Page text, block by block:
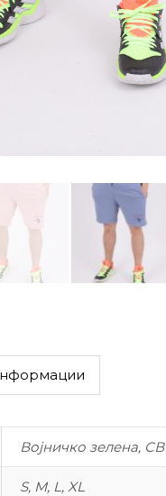
Војничко зелена,
S, M, L, XL